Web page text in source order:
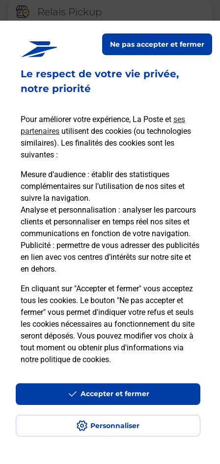
Le respect de votre vie privée,
notre priorité
Pour améliorer votre expérience, La Poste et ses
partenaires utilisent des cookies (ou technologies
similaires). Les finalités des cookies sont les
suivantes :
Mesure d’audience : établir des statistiques
complémentaires sur l’utilisation de nos sites et
suivre la navigation.
Analyse et personnalisation : analyser les parcours
clients et personnaliser en temps réel nos sites et
communications en fonction de votre navigation.
Publicité : permettre de vous adresser des publicités
en lien avec vos centres d’intérêts sur notre site et
en dehors.
En cliquant sur "Accepter et fermer" vous acceptez
tous les cookies. Le bouton "Ne pas accepter et
fermer" vous permet d'indiquer votre refus et seuls
les cookies nécessaires au fonctionnement du site
seront déposés. Vous pouvez modifier vos choix à
tout moment ou obtenir plus d'informations via
notre politique de cookies.
Personnaliser
Ne pas accepter et fermer
Accepter et fermer
Relais Pickup
CONSIGNE PROXI
KRAUTERGERSHEIM
ouvre lundi à 08h30
16 RUE CENTRALE
67880 KRAUTERGERSHEIM
Malin !
La Poste
en ligne
Ouvert 24h/24
En savoir plus
INNENHEIM
BOULANGERIE CHEZ NICOLAS
Accessibilité : partiellement conforme
Conditions contractuelles
Mentions légales